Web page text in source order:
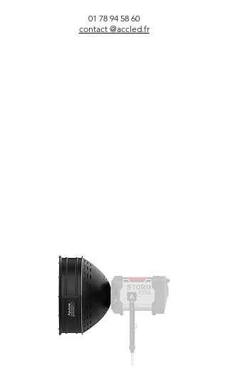
01 78 94 58 60
contact @accled.fr